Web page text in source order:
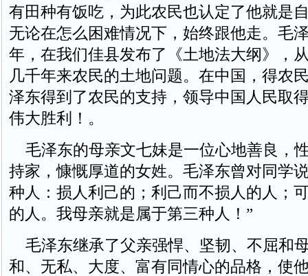
有田种有饭吃，为此农民也认定了他就是
无论在怎么困难情况下，始终跟他走。毛
年，在我们佳县发布了《土地法大纲》，
几千年来农民的土地问题。在中国，得农
泽东得到了农民的支持，领导中国人民取
伟大胜利！。
毛泽东的母亲文七妹是一位心地善良，
持家，慷慨厚道的女姓。毛泽东曾对同学
种人：损人利己的；利己而不损人的人；
的人。我母亲就是属于第三种人！”
毛泽东继承了父亲强悍、坚韧、不屈和
和、无私、大度、富有同情心的品格，使